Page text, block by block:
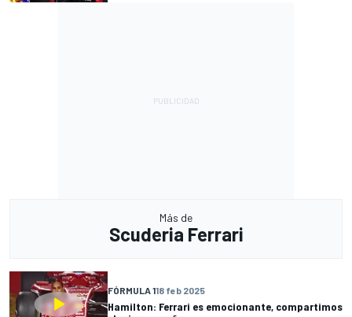
Más de
Scuderia Ferrari
FÓRMULA 118 feb 2025
Hamilton: Ferrari es emocionante, compartimos